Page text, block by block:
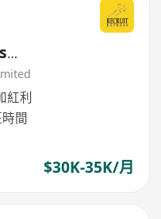
紅利
間
$30K-35K/月